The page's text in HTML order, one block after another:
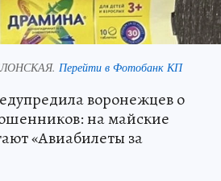
Перейти в Фотобанк КП
воронежцев о
на майские
«Авиабилеты за